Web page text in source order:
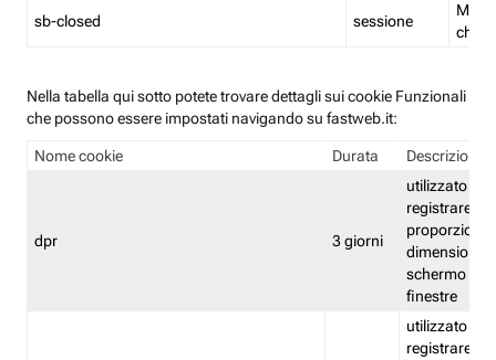
sb-closed sessione
Nella tabella qui sotto potete trovare dettagli sui cookie Funzionali
che possono essere impostati navigando su fastweb.it:
Nome cookie Durata Descrizione
dpr 3 giorni
utilizzato per
registrare le
proporzioni
dimensioni
schermo e
finestre
utilizzato per
registrare le